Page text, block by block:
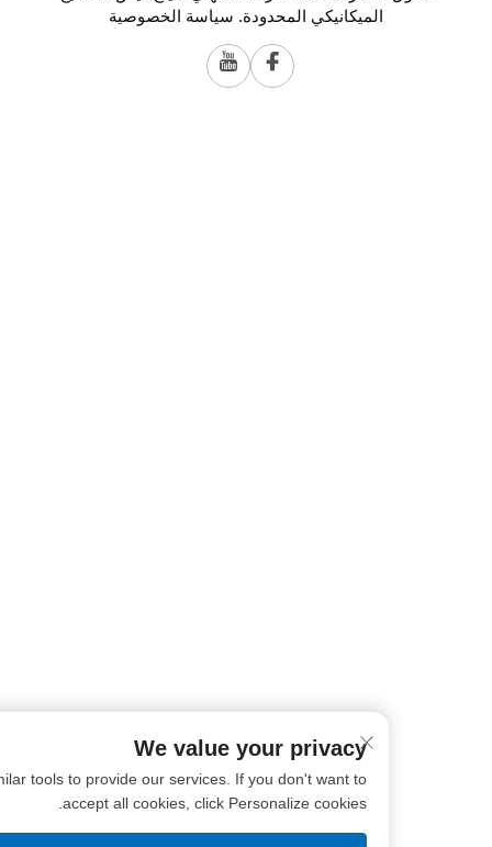
الميكانيكي المحدودة.سياسة الخصوصية
We value your privacy
and similar tools to provide our services. If you don't want to
accept all cookies, click Personalize cookies.